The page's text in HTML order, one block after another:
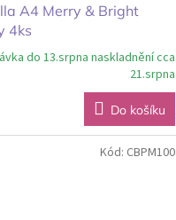
A4 Merry & Bright
4ks
do 13.srpna naskladnění cca
21.srpna
Do košíku
Kód: CBPM100